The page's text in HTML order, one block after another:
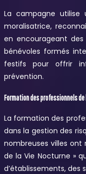
La campagne utilise
moralisatrice,
en encourageant des
bénévoles formés
festifs pour offrir
prévention.
Formation des professionnels
La formation des
dans la gestion des
nombreuses villes
de la Vie Nocturne »
d’établissements, des